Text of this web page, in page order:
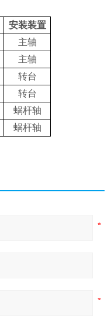
安装装置
主轴
主轴
转台
转台
蜗杆轴
蜗杆轴